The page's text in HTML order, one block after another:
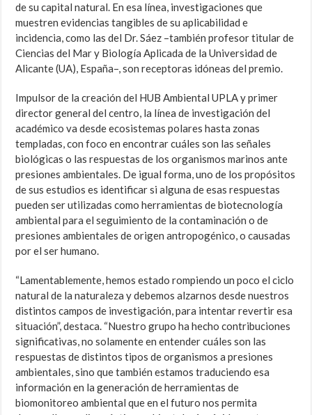
de su capital natural. En esa línea, investigaciones que
muestren evidencias tangibles de su aplicabilidad e
incidencia, como las del Dr. Sáez –también profesor titular de
Ciencias del Mar y Biología Aplicada de la Universidad de
Alicante (UA), España–, son receptoras idóneas del premio.
Impulsor de la creación del HUB Ambiental UPLA y primer
director general del centro, la línea de investigación del
académico va desde ecosistemas polares hasta zonas
templadas, con foco en encontrar cuáles son las señales
biológicas o las respuestas de los organismos marinos ante
presiones ambientales. De igual forma, uno de los propósitos
de sus estudios es identificar si alguna de esas respuestas
pueden ser utilizadas como herramientas de biotecnología
ambiental para el seguimiento de la contaminación o de
presiones ambientales de origen antropogénico, o causadas
por el ser humano.
“Lamentablemente, hemos estado rompiendo un poco el ciclo
natural de la naturaleza y debemos alzarnos desde nuestros
distintos campos de investigación, para intentar revertir esa
situación”, destaca. “Nuestro grupo ha hecho contribuciones
significativas, no solamente en entender cuáles son las
respuestas de distintos tipos de organismos a presiones
ambientales, sino que también estamos traduciendo esa
información en la generación de herramientas de
biomonitoreo ambiental que en el futuro nos permita